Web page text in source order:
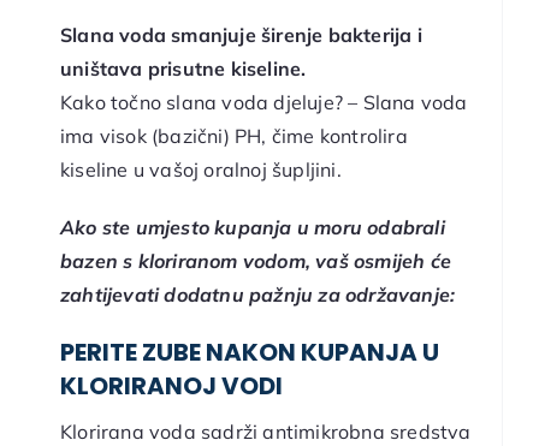
Slana voda smanjuje širenje bakterija i
uništava prisutne kiseline.
Kako točno slana voda djeluje? – Slana voda
ima visok (bazični) PH, čime kontrolira
kiseline u vašoj oralnoj šupljini.
Ako ste umjesto kupanja u moru odabrali
bazen s kloriranom vodom, vaš osmijeh će
zahtijevati dodatnu pažnju za održavanje:
PERITE ZUBE NAKON KUPANJA U
KLORIRANOJ VODI
Klorirana voda sadrži antimikrobna sredstva